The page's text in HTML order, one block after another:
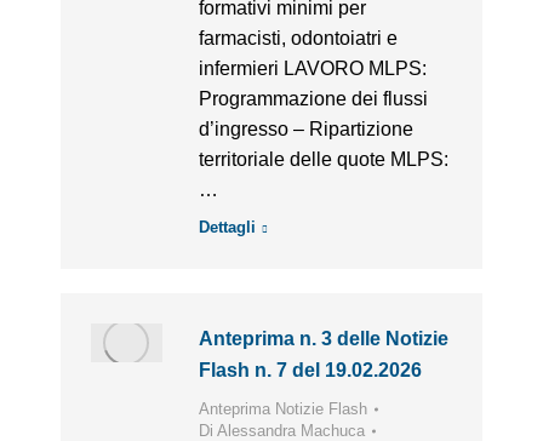
formativi minimi per
farmacisti, odontoiatri e
infermieri LAVORO MLPS:
Programmazione dei flussi
d’ingresso – Ripartizione
territoriale delle quote MLPS:
…
Dettagli
Anteprima n. 3 delle Notizie
Flash n. 7 del 19.02.2026
Anteprima Notizie Flash
DiAlessandra Machuca